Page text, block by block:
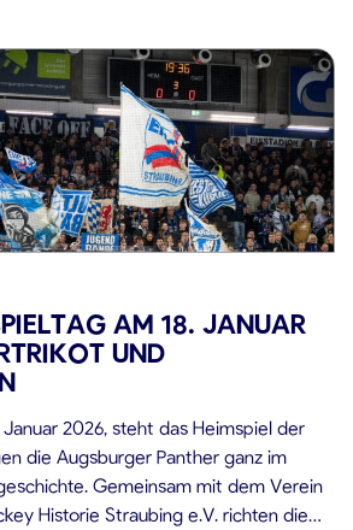
AM 18. JANUAR
UND
2026, steht das Heimspiel der
die Augsburger Panther ganz im
Gemeinsam mit dem Verein
Historie Straubing e.V. richten die